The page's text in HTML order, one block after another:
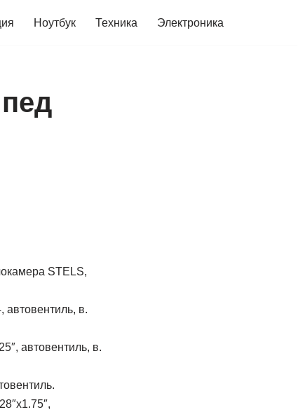
Ноутбук Техника Электроника
STELS,
автовентиль, в.
автовентиль, в.